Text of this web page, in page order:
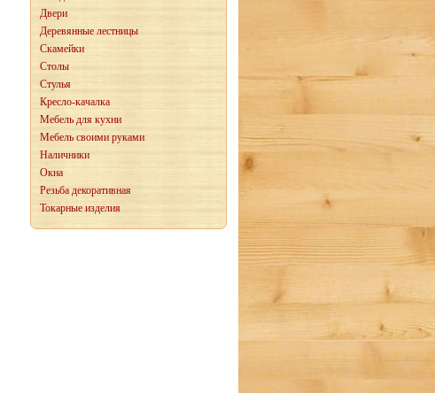
Двери
Деревянные лестницы
Скамейки
Столы
Стулья
Кресло-качалка
Мебель для кухни
Мебель своими руками
Наличники
Окна
Резьба декоративная
Токарные изделия